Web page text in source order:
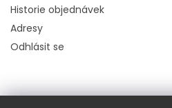
Historie objednávek
Adresy
Odhlásit se